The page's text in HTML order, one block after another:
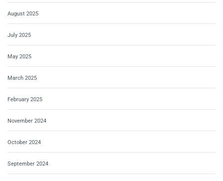
August 2025
July 2025
May 2025
March 2025
February 2025
November 2024
October 2024
September 2024